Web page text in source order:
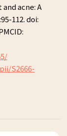
and acne: A
112. doi:
S2666-